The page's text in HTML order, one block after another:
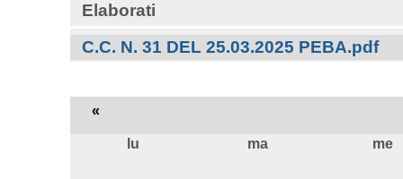
Elaborati
C.C. N. 31 DEL 25.03.2025 PEBA.pdf
«
lu ma me